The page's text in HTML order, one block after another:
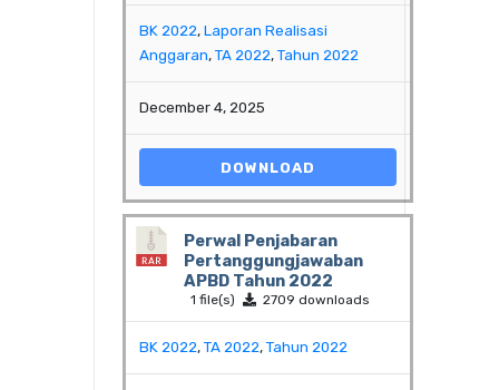
BK 2022, Laporan Realisasi
Anggaran, TA 2022, Tahun 2022
December 4, 2025
DOWNLOAD
Perwal Penjabaran
Pertanggungjawaban
APBD Tahun 2022
1 file(s) 2709 downloads
BK 2022, TA 2022, Tahun 2022